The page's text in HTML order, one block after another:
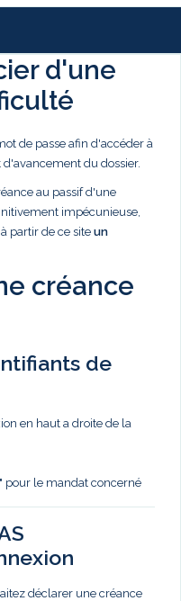
d'une
de passe afin d'accéder à
du dossier.
au passif d'une
impécunieuse,
à partir de ce site un
créance
de
en haut a droite de la
pour le mandat concerné
déclarer une créance